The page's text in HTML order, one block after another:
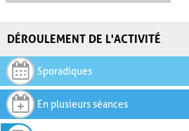
DÉROULEMENT DE L'ACTIVITÉ
Sporadiques
En plusieurs séances